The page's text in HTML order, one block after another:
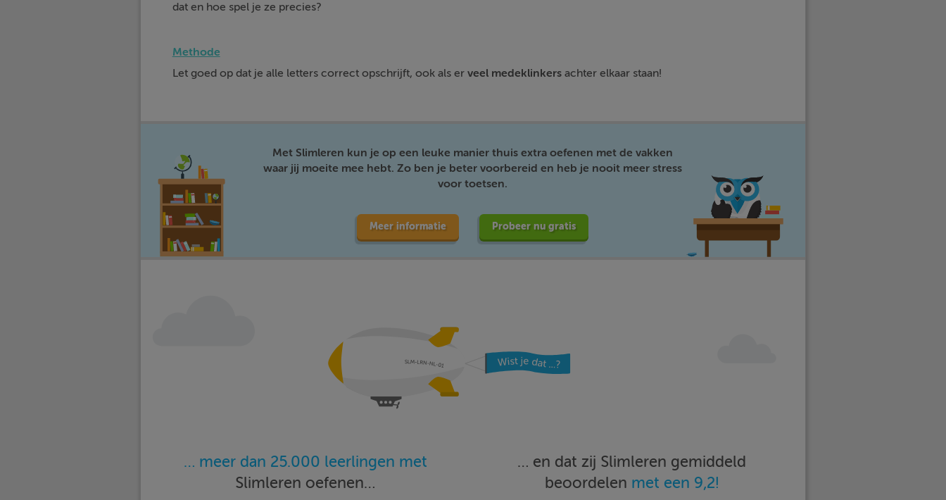
dat en hoe spel je ze precies?
Methode
Let goed op dat je alle letters correct opschrijft, ook als er veel medeklinkersachter elkaar staan!
Met Slimleren kun je op een leuke manier thuis extra oefenen met de vakken
waar jij moeite mee hebt. Zo ben je beter voorbereid en heb je nooit meer stress
voor toetsen.
Meer informatie Probeer nu gratis
… meer dan 25.000 leerlingen met
Slimleren oefenen…
… en dat zij Slimleren gemiddeld
beoordelen met een 9,2!